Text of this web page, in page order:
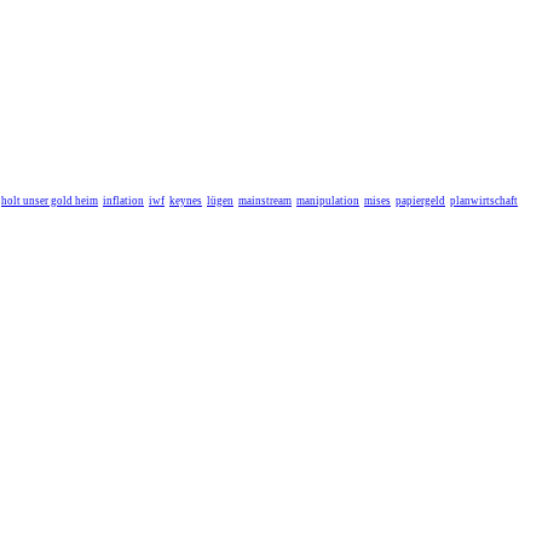
holt unser gold heim inflation iwf keynes lügen mainstream manipulation mises papiergeld planwirtschaft